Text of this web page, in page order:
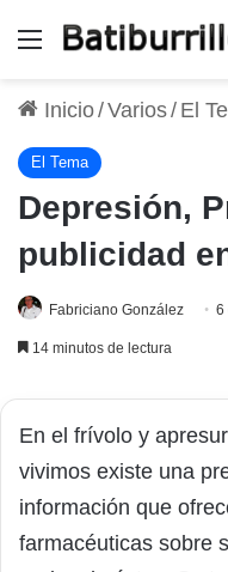
Menú
Inicio/Varios/ El
El Tema
Depresión,
publicidad
Fabriciano González 6
14 minutos de lectura
En el frívolo y
vivimos existe una
información que
farmacéuticas sobre